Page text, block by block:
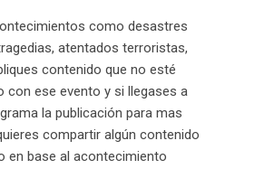
como desastres
atentados terroristas,
contenido que no esté
con ese evento y si llegases a
la publicación para mas
compartir algún contenido
en base al acontecimiento